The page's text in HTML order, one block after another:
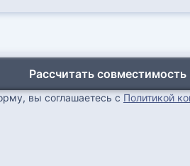
Рассчитать совместимость
вы соглашаетесь с Политикой